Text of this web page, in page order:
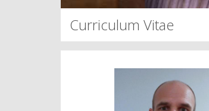
Curriculum Vitae